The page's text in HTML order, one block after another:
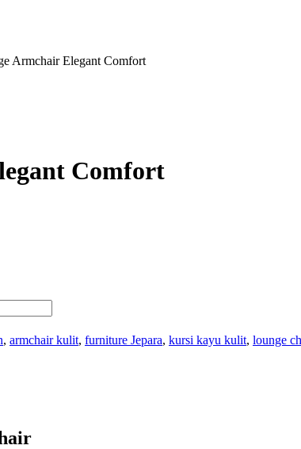
Armchair Elegant Comfort
Comfort
, armchair kulit, furniture Jepara, kursi kayu kulit, lounge